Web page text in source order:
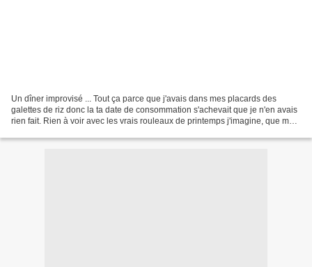
Un dîner improvisé ... Tout ça parce que j'avais dans mes placards des
galettes de riz donc la ta date de consommation s'achevait que je n'en avais
rien fait. Rien à voir avec les vrais rouleaux de printemps j'imagine, que mes